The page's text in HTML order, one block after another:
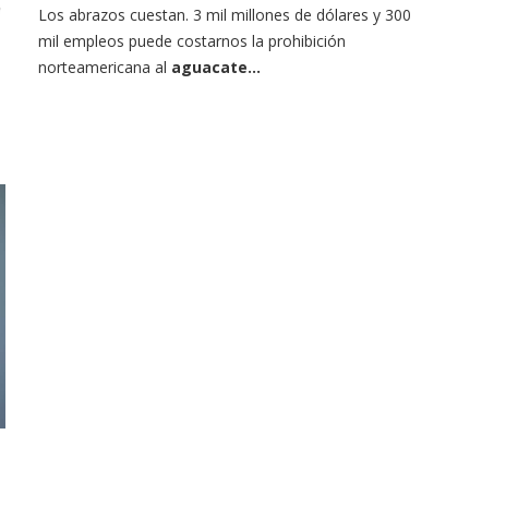
Los abrazos cuestan. 3 mil millones de dólares y 300
mil empleos puede costarnos la prohibición
norteamericana al aguacate...